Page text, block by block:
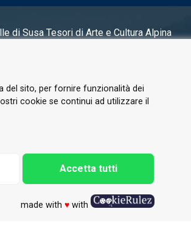
di SusaTesori di Arte e Cultura Alpina
del sito, per fornire funzionalità dei
cookie se continui ad utilizzare il
Accetta tutti
made with ♥with